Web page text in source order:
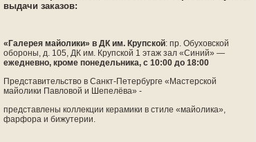
выдачи заказов:
«Галерея майолики» в ДК им. Крупской: пр. Обуховской
обороны, д. 105, ДК им. Крупской 1 этаж зал «Синий» —
ежедневно, кроме понедельника, с 10:00 до 18:00
Представительство в Санкт-Петербурге «Мастерской
майолики Павловой и Шепелёва» -
представлены коллекции керамики в стиле «майолика»,
фарфора и бижутерии.